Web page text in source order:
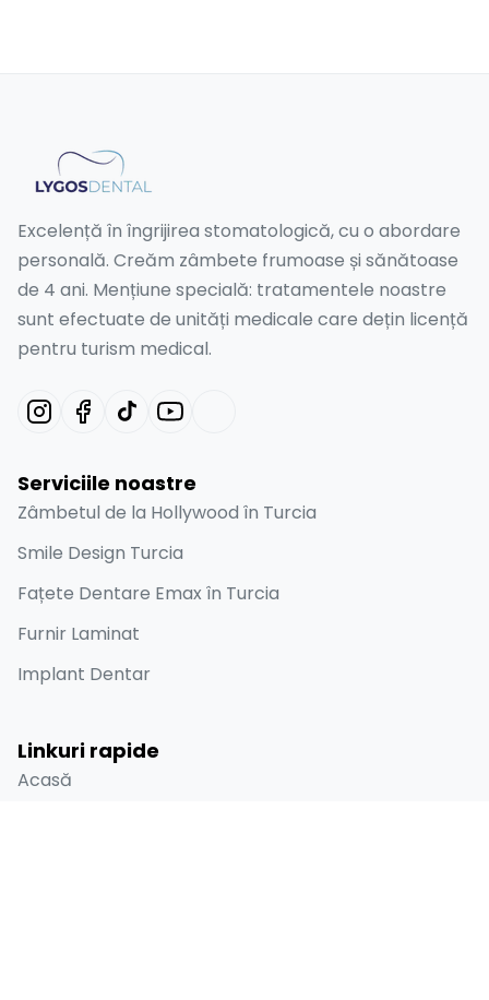
Excelență în îngrijirea stomatologică, cu o abordare
personală. Creăm zâmbete frumoase și sănătoase
de 4 ani. Mențiune specială: tratamentele noastre
sunt efectuate de unități medicale care dețin licență
pentru turism medical.
Serviciile noastre
Zâmbetul de la Hollywood în Turcia
Smile Design Turcia
Fațete Dentare Emax în Turcia
Furnir Laminat
Implant Dentar
Linkuri rapide
Acasă